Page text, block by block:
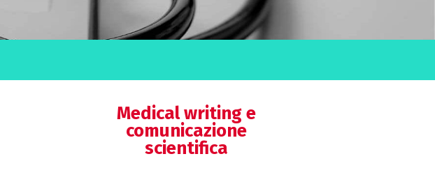
Medical writing e
comunicazione
scientifica